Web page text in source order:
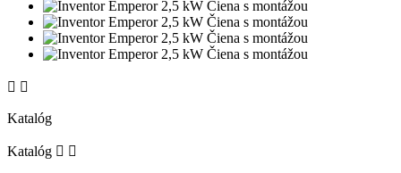
 
Katalóg
Katalóg  